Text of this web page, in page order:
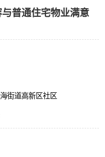
普通住宅物业满意
街道高新区社区